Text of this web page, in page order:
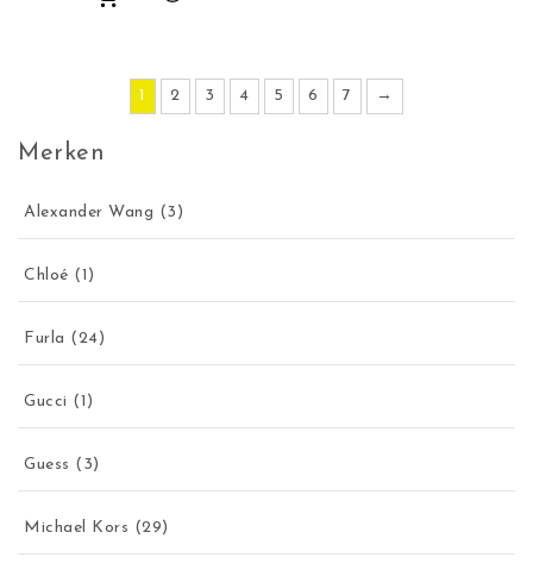
1 2 3 4 5 6 7 →
Merken
Alexander Wang (3)
Chloé (1)
Furla (24)
Gucci (1)
Guess (3)
Michael Kors (29)